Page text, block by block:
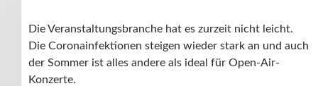
Die Veranstaltungsbranche hat es zurzeit nicht leicht.
Die Coronainfektionen steigen wieder stark an und auch
der Sommer ist alles andere als ideal für Open-Air-
Konzerte.